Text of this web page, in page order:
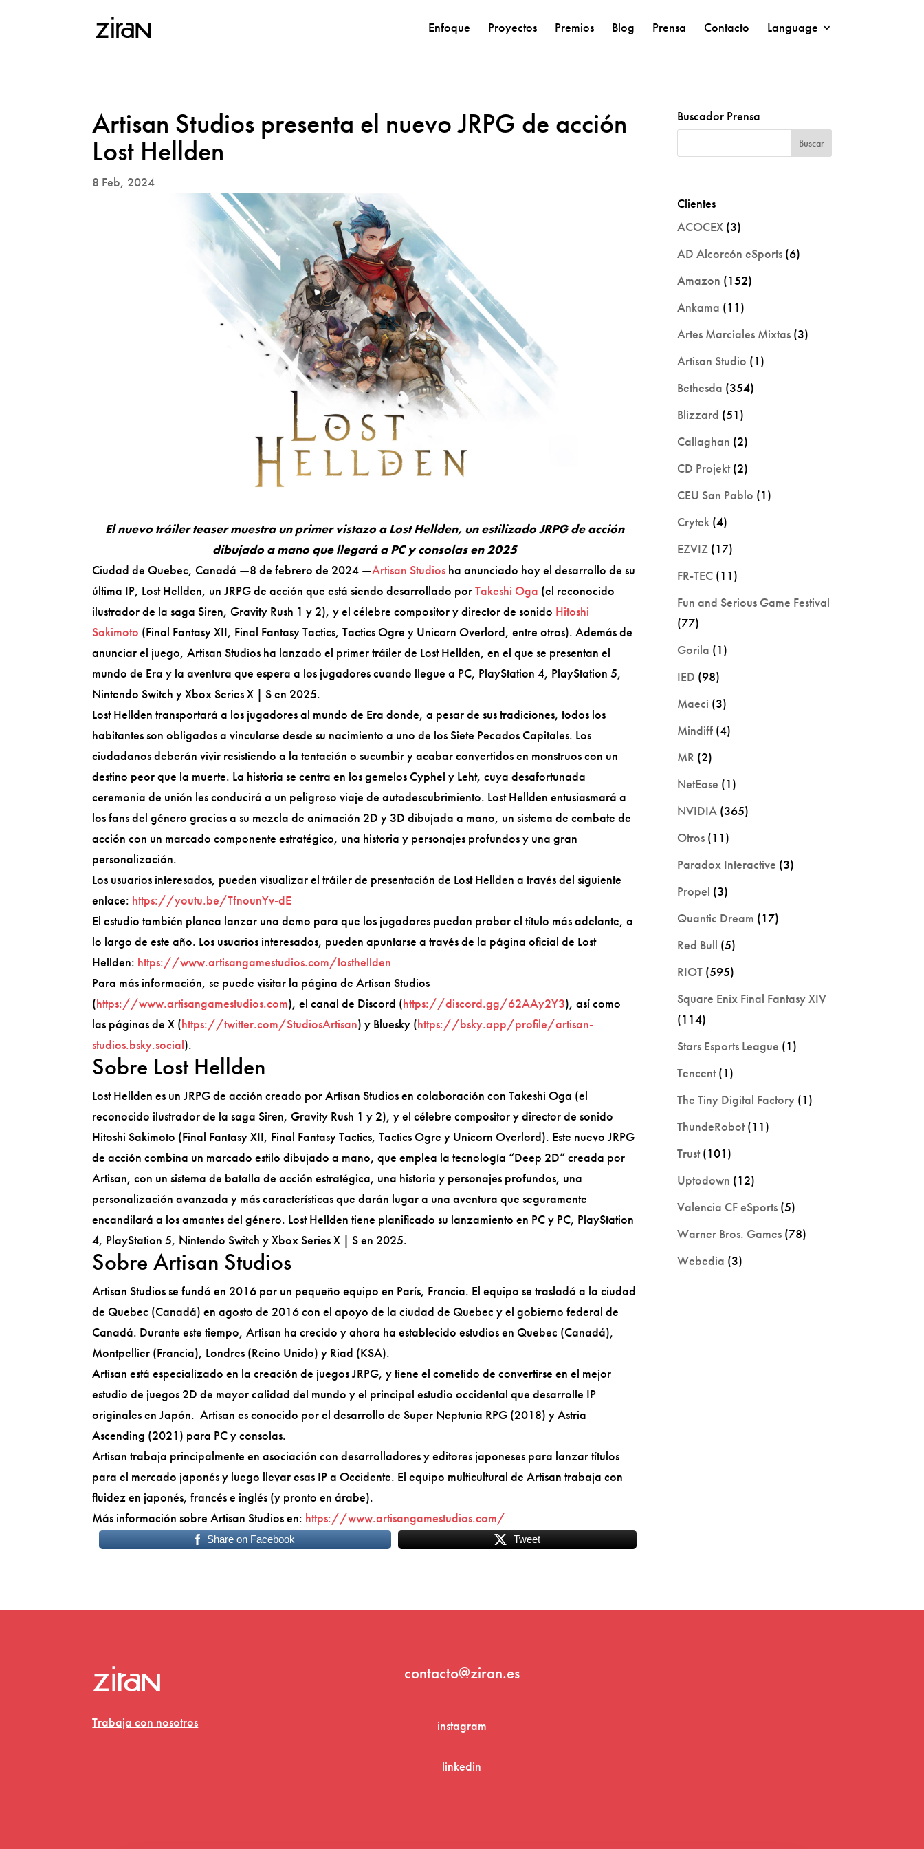
Enfoque Proyectos Premios Blog Prensa Contacto Language
Artisan Studios presenta el nuevo JRPG de acción
Lost Hellden
8 Feb, 2024
El nuevo tráiler teaser muestra un primer vistazo a Lost Hellden, un estilizado JRPG de acción
dibujado a mano que llegará a PC y consolas en 2025
Ciudad de Quebec, Canadá —8 de febrero de 2024 —Artisan Studios ha anunciado hoy el desarrollo de su
última IP, Lost Hellden, un JRPG de acción que está siendo desarrollado porTakeshi Oga (el reconocido
ilustrador de la saga Siren, Gravity Rush 1 y 2), y el célebre compositor y director de sonido Hitoshi
Sakimoto (Final Fantasy XII, Final Fantasy Tactics, Tactics Ogre y Unicorn Overlord, entre otros). Además de
anunciar el juego, Artisan Studios ha lanzado el primer tráiler de Lost Hellden, en el que se presentan el
mundo de Era y la aventura que espera a los jugadores cuando llegue a PC, PlayStation 4, PlayStation 5,
Nintendo Switch y Xbox Series X | S en 2025.
Lost Hellden transportará a los jugadores al mundo de Era donde, a pesar de sus tradiciones, todos los
habitantes son obligados a vincularse desde su nacimiento a uno de los Siete Pecados Capitales. Los
ciudadanos deberán vivir resistiendo a la tentación o sucumbir y acabar convertidos en monstruos con un
destino peor que la muerte. La historia se centra en los gemelos Cyphel y Leht, cuya desafortunada
ceremonia de unión les conducirá a un peligroso viaje de autodescubrimiento. Lost Hellden entusiasmará a
los fans del género gracias a su mezcla de animación 2D y 3D dibujada a mano, un sistema de combate de
acción con un marcado componente estratégico, una historia y personajes profundos y una gran
personalización.
Los usuarios interesados, pueden visualizar el tráiler de presentación de Lost Hellden a través del siguiente
enlace: https://youtu.be/TfnounYv-dE
El estudio también planea lanzar una demo para que los jugadores puedan probar el título más adelante, a
lo largo de este año. Los usuarios interesados, pueden apuntarse a través de la página oficial de Lost
Hellden: https://www.artisangamestudios.com/losthellden
Para más información, se puede visitar la página de Artisan Studios
(https://www.artisangamestudios.com), el canal de Discord (https://discord.gg/62AAy2Y3), así como
las páginas de X (https://twitter.com/StudiosArtisan) y Bluesky (https://bsky.app/profile/artisan-
studios.bsky.social).
Sobre Lost Hellden
Lost Hellden es un JRPG de acción creado por Artisan Studios en colaboración con Takeshi Oga (el
reconocido ilustrador de la saga Siren, Gravity Rush 1 y 2), y el célebre compositor y director de sonido
Hitoshi Sakimoto (Final Fantasy XII, Final Fantasy Tactics, Tactics Ogre y Unicorn Overlord). Este nuevo JRPG
de acción combina un marcado estilo dibujado a mano, que emplea la tecnología “Deep 2D” creada por
Artisan, con un sistema de batalla de acción estratégica, una historia y personajes profundos, una
personalización avanzada y más características que darán lugar a una aventura que seguramente
encandilará a los amantes del género. Lost Hellden tiene planificado su lanzamiento en PC y PC, PlayStation
4, PlayStation 5, Nintendo Switch y Xbox Series X | S en 2025.
Sobre Artisan Studios
Artisan Studios se fundó en 2016 por un pequeño equipo en París, Francia. El equipo se trasladó a la ciudad
de Quebec (Canadá) en agosto de 2016 con el apoyo de la ciudad de Quebec y el gobierno federal de
Canadá. Durante este tiempo, Artisan ha crecido y ahora ha establecido estudios en Quebec (Canadá),
Montpellier (Francia), Londres (Reino Unido) y Riad (KSA).
Artisan está especializado en la creación de juegos JRPG, y tiene el cometido de convertirse en el mejor
estudio de juegos 2D de mayor calidad del mundo y el principal estudio occidental que desarrolle IP
originales en Japón. Artisan es conocido por el desarrollo de Super Neptunia RPG (2018) y Astria
Ascending (2021) para PC y consolas.
Artisan trabaja principalmente en asociación con desarrolladores y editores japoneses para lanzar títulos
para el mercado japonés y luego llevar esas IP a Occidente. El equipo multicultural de Artisan trabaja con
fluidez en japonés, francés e inglés (y pronto en árabe).
Más información sobre Artisan Studios en: https://www.artisangamestudios.com/
Share on Facebook Tweet
Buscador Prensa
Clientes
ACOCEX (3)
AD Alcorcón eSports (6)
Amazon (152)
Ankama (11)
Artes Marciales Mixtas (3)
Artisan Studio (1)
Bethesda (354)
Blizzard (51)
Callaghan (2)
CD Projekt(2)
CEU San Pablo (1)
Crytek (4)
EZVIZ (17)
FR-TEC (11)
Fun and Serious Game Festival
(77)
Gorila (1)
IED (98)
Maeci (3)
Mindiff (4)
MR (2)
NetEase (1)
NVIDIA (365)
Otros (11)
Paradox Interactive (3)
Propel (3)
Quantic Dream (17)
Red Bull (5)
RIOT (595)
Square Enix Final Fantasy XIV
(114)
Stars Esports League (1)
Tencent(1)
The Tiny Digital Factory (1)
ThundeRobot(11)
Trust(101)
Uptodown (12)
Valencia CF eSports (5)
Warner Bros. Games (78)
Webedia (3)
Trabaja con nosotros
contacto@ziran.es
instagram
linkedin